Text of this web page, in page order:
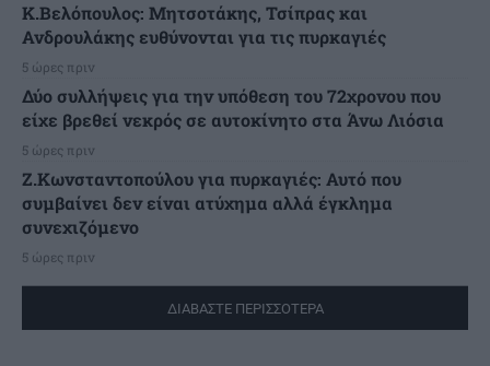
K.Βελόπουλος: Μητσοτάκης, Τσίπρας και
Ανδρουλάκης ευθύνονται για τις πυρκαγιές
5 ώρες πριν
Δύο συλλήψεις για την υπόθεση του 72χρονου που
είχε βρεθεί νεκρός σε αυτοκίνητο στα Άνω Λιόσια
5 ώρες πριν
Ζ.Κωνσταντοπούλου για πυρκαγιές: Αυτό που
συμβαίνει δεν είναι ατύχημα αλλά έγκλημα
συνεχιζόμενο
5 ώρες πριν
ΔΙΑΒΑΣΤΕ ΠΕΡΙΣΣΟΤΕΡΑ